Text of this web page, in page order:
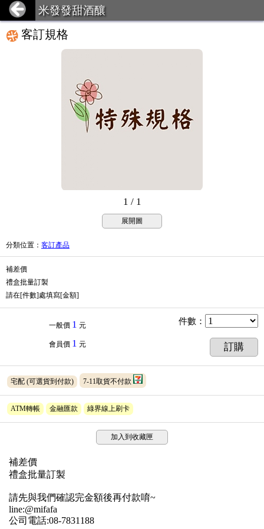
米發發甜酒釀
客訂規格
1 / 1
展開圖
分類位置 ： 客訂產品
補差價
禮盒批量訂製
請在[件數]處填寫[金額]
一般價 1 元
會員價 1 元
件數 ：
訂購
宅配 (可選貨到付款) 7-11取貨不付款
ATM轉帳 金融匯款 綠界線上刷卡
加入到收藏匣
補差價
禮盒批量訂製
請先與我們確認完金額後再付款唷~
line:@mifafa
公司電話:08-7831188